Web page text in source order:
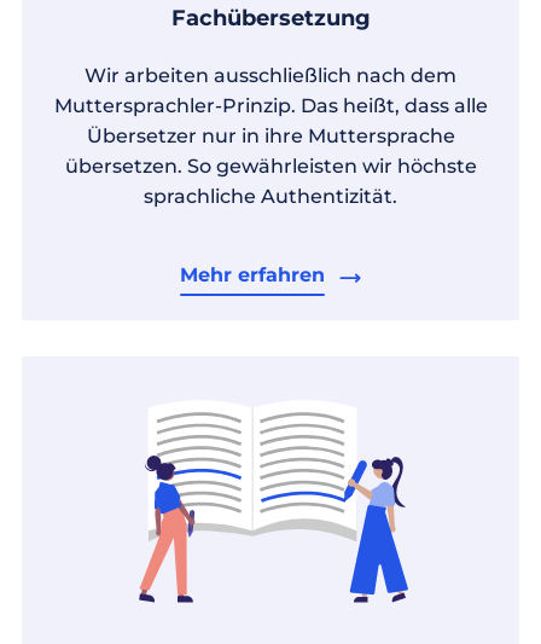
Fachübersetzung
Wir arbeiten ausschließlich nach dem
Muttersprachler-Prinzip. Das heißt, dass alle
Übersetzer nur in ihre Muttersprache
übersetzen. So gewährleisten wir höchste
sprachliche Authentizität.
Mehr erfahren